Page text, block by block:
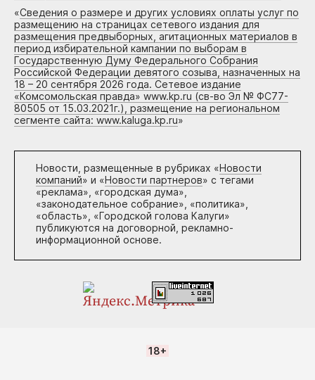
«Сведения о размере и других условиях оплаты услуг по
размещению на страницах сетевого издания для
размещения предвыборных, агитационных материалов в
период избирательной кампании по выборам в
Государственную Думу Федерального Собрания
Российской Федерации девятого созыва, назначенных на
18 – 20 сентября 2026 года. Сетевое издание
«Комсомольская правда» www.kp.ru (св-во Эл № ФС77-
80505 от 15.03.2021г.), размещение на региональном
сегменте сайта: www.kaluga.kp.ru»
Новости, размещенные в рубриках «Новости
компаний» и «Новости партнеров» с тегами
«реклама», «городская дума»,
«законодательное собрание», «политика»,
«область», «Городской голова Калуги»
публикуются на договорной, рекламно-
информационной основе.
18+